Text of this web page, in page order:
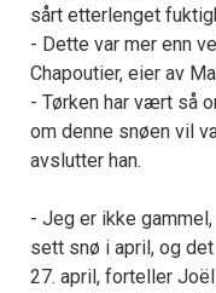
sårt etterlenget
- Dette var mer enn
Chapoutier, eier av
- Tørken har vært så
om denne snøen vil
avslutter han.
- Jeg er ikke
sett snø i april, og
27. april, forteller